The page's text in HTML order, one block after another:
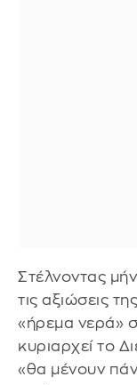
Στέλνοντας
τις αξιώσεις
«ήρεμα νερά»
κυριαρχεί το
«θα μένουν